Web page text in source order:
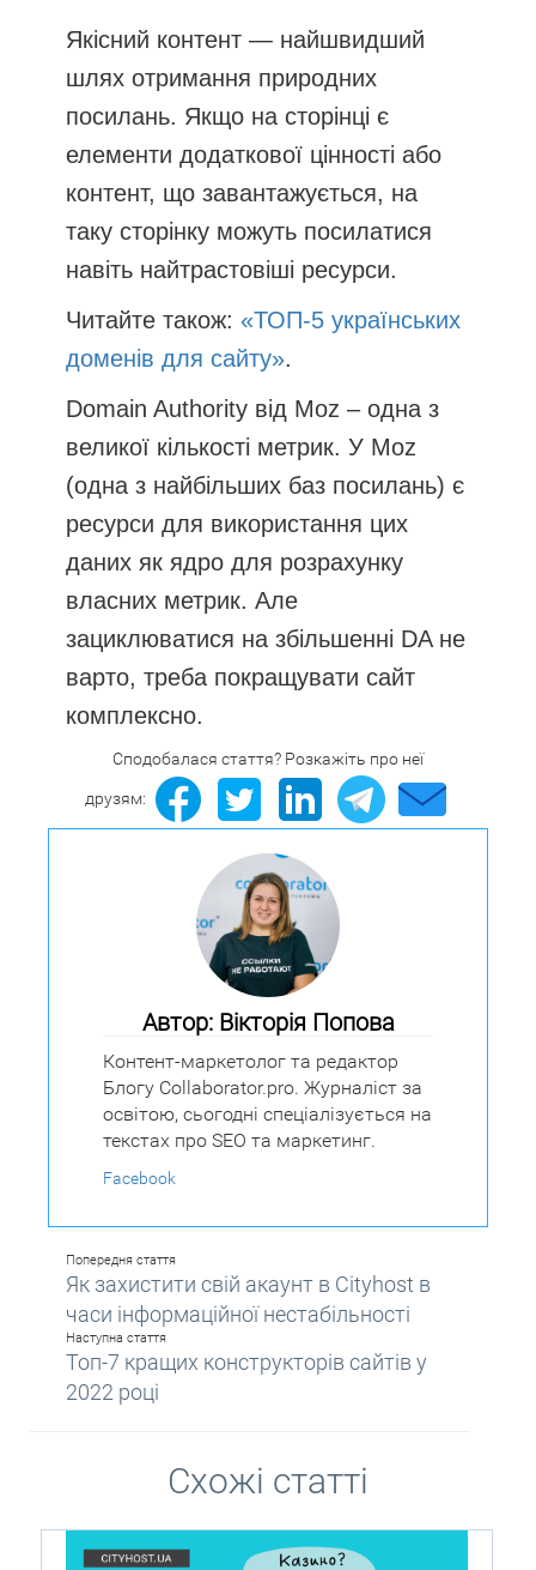
Якісний контент — найшвидший
шлях отримання природних
посилань. Якщо на сторінці є
елементи додаткової цінності або
контент, що завантажується, на
таку сторінку можуть посилатися
навіть найтрастовіші ресурси.
Читайте також: «ТОП-5 українських
доменів для сайту».
Domain Authority від Moz – одна з
великої кількості метрик. У Moz
(одна з найбільших баз посилань) є
ресурси для використання цих
даних як ядро ​​для розрахунку
власних метрик. Але
зациклюватися на збільшенні DA не
варто, треба покращувати сайт
комплексно.
Сподобалася стаття? Розкажіть про неї
друзям:
Автор: Вікторія Попова
Контент-маркетолог та редактор
Блогу Collaborator.pro. Журналіст за
освітою, сьогодні спеціалізується на
текстах про SEO та маркетинг.
Facebook
Попередня стаття
Як захистити свій акаунт в Cityhost в
часи інформаційної нестабільності
Наступна стаття
Топ-7 кращих конструкторів сайтів у
2022 році
Схожі статті